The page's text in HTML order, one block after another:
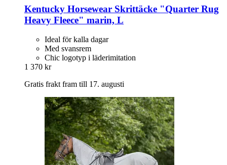
Kentucky Horsewear Skrittäcke "Quarter Rug
Heavy Fleece" marin, L
Ideal för kalla dagar
Med svansrem
Chic logotyp i läderimitation
1 370 kr
Gratis frakt fram till 17. augusti